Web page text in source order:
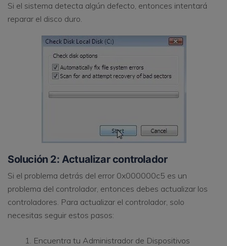
Si el sistema detecta algún defecto, entonces intentará
reparar el disco duro.
Solución 2: Actualizar controlador
Si el problema detrás del error 0x000000c5 es un
problema del controlador, entonces debes actualizar los
controladores. Para actualizar el controlador, solo
necesitas seguir estos pasos:
Encuentra tu Administrador de Dispositivos